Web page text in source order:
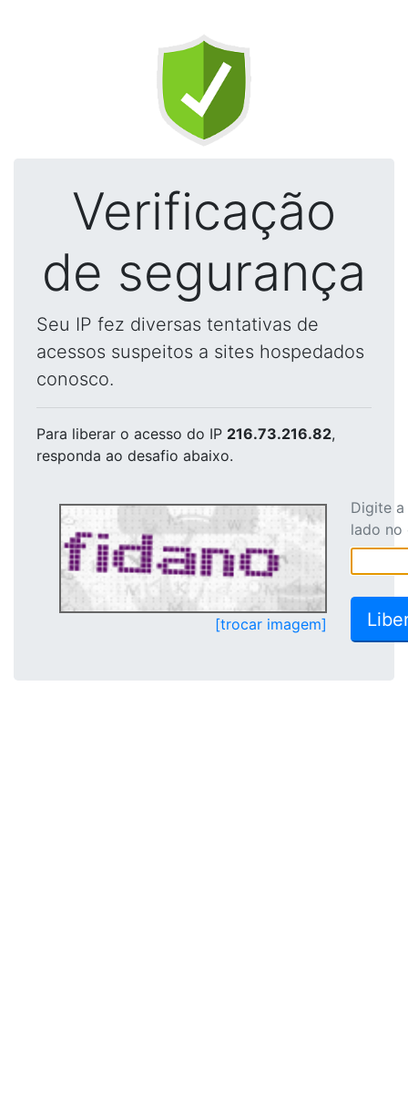
Verificação
de segurança
Seu IP fez diversas tentativas de
acessos suspeitos a sites hospedados
conosco.
Para liberar o acesso do IP 216.73.216.82,
responda ao desafio abaixo.
[trocar imagem]
Digite
lado no